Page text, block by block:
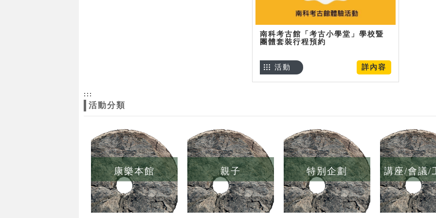
南科考古館「考古小學堂」學校暨
團體套裝行程預約
詳內容
活動
:::
活動分類
康樂本館 親子 特別企劃 講座/會議/